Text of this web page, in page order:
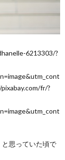
6213303/?
fr/?
思っていた頃で